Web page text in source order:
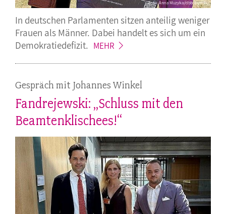
In deutschen Parlamenten sitzen anteilig weniger
Frauen als Männer. Dabei handelt es sich um ein
Demokratiedefizit. MEHR
Gespräch mit Johannes Winkel
Fandrejewski: „Schluss mit den
Beamtenklischees!“